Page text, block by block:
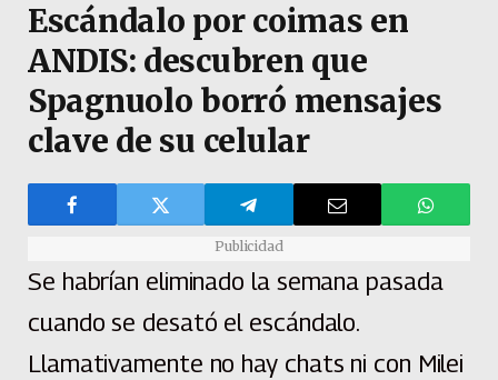
Escándalo por coimas en
ANDIS: descubren que
Spagnuolo borró mensajes
clave de su celular
Publicidad
Se habrían eliminado la semana pasada
cuando se desató el escándalo.
Llamativamente no hay chats ni con Milei